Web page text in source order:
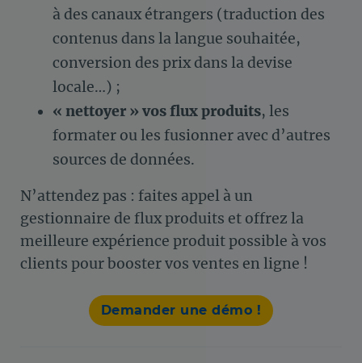
à des canaux étrangers (traduction des
contenus dans la langue souhaitée,
conversion des prix dans la devise
locale…) ;
« nettoyer » vos flux produits, les
formater ou les fusionner avec d’autres
sources de données.
N’attendez pas : faites appel à un
gestionnaire de flux produits et offrez la
meilleure expérience produit possible à vos
clients pour booster vos ventes en ligne !
Demander une démo !